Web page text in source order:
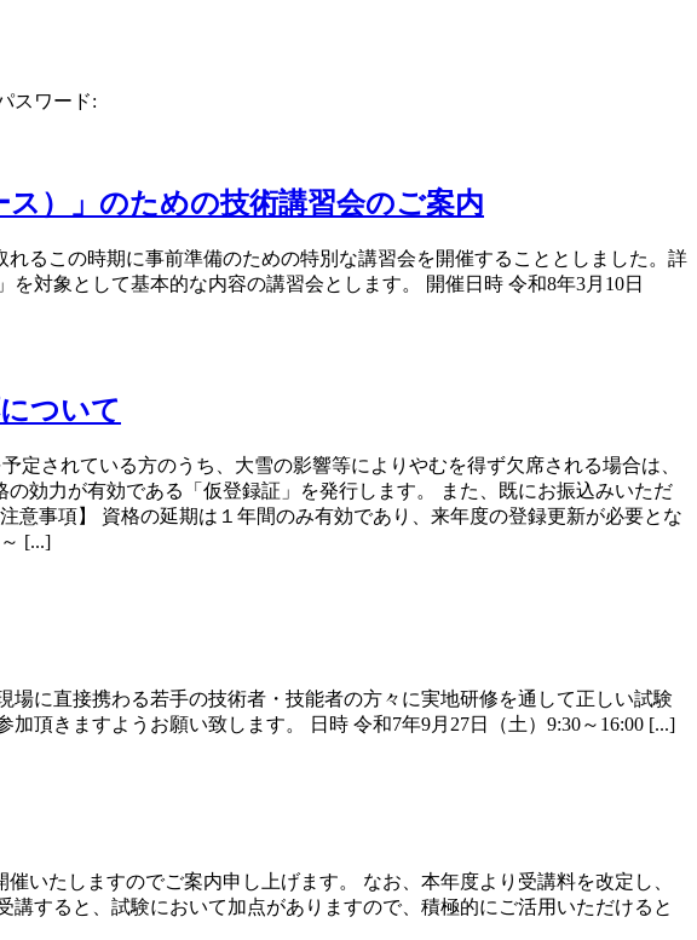
スワード:
）」のための技術講習会のご案内
るこの時期に事前準備のための特別な講習会を開催することとしました。詳
対象として基本的な内容の講習会とします。 開催日時 令和8年3月10日
ついて
されている方のうち、大雪の影響等によりやむを得ず欠席される場合は、
効力が有効である「仮登録証」を発行します。 また、既にお振込みいただ
事項】 資格の延期は１年間のみ有効であり、来年度の登録更新が必要とな
[...]
に直接携わる若手の技術者・技能者の方々に実地研修を通して正しい試験
頂きますようお願い致します。 日時 令和7年9月27日（土）9:30～16:00 [...]
いたしますのでご案内申し上げます。 なお、本年度より受講料を改定し、
すると、試験において加点がありますので、積極的にご活用いただけると